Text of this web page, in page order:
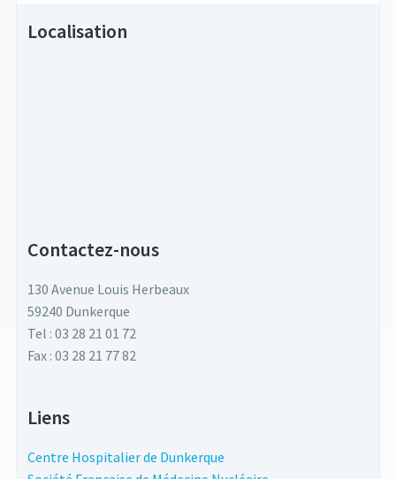
Localisation
Contactez-nous
130 Avenue Louis Herbeaux
59240 Dunkerque
Tel : 03 28 21 01 72
Fax : 03 28 21 77 82
Liens
Centre Hospitalier de Dunkerque